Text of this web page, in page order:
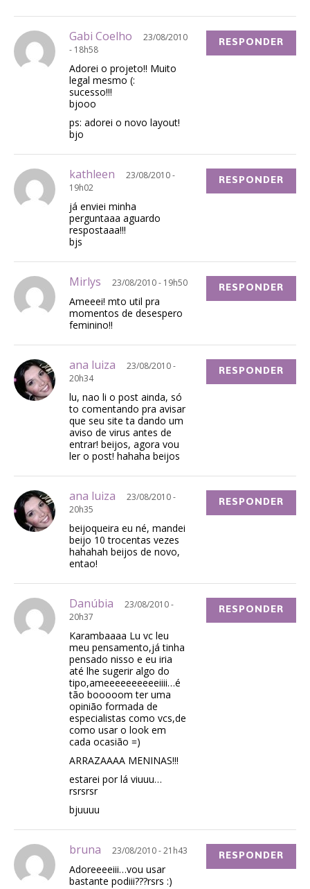
Gabi Coelho
23/08/2010
- 18h58
Adorei o projeto!! Muito
legal mesmo (:
sucesso!!!
bjooo
ps: adorei o novo layout!
bjo
RESPONDER
kathleen
23/08/2010 -
19h02
já enviei minha
perguntaaa aguardo
respostaaa!!!
bjs
RESPONDER
Mirlys 23/08/2010 - 19h50
Ameeei! mto util pra
momentos de desespero
feminino!!
RESPONDER
ana luiza
23/08/2010 -
20h34
lu, nao li o post ainda, só
to comentando pra avisar
que seu site ta dando um
aviso de virus antes de
entrar! beijos, agora vou
ler o post! hahaha beijos
RESPONDER
ana luiza
23/08/2010 -
20h35
beijoqueira eu né, mandei
beijo 10 trocentas vezes
hahahah beijos de novo,
entao!
RESPONDER
Danúbia
23/08/2010 -
20h37
Karambaaaa Lu vc leu
meu pensamento,já tinha
pensado nisso e eu iria
até lhe sugerir algo do
tipo,ameeeeeeeeeeiiii…é
tão booooom ter uma
opinião formada de
especialistas como vcs,de
como usar o look em
cada ocasião =)
ARRAZAAAA MENINAS!!!
estarei por lá viuuu…
rsrsrsr
bjuuuu
RESPONDER
bruna 23/08/2010 - 21h43
Adoreeeeiii…vou usar
bastante podiii???rsrs :)
RESPONDER